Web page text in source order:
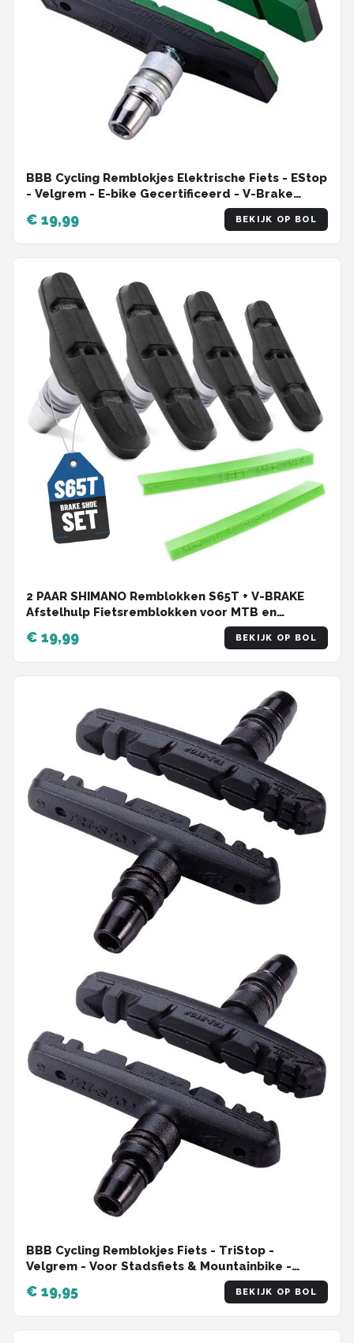
BBB Cycling Remblokjes Elektrische Fiets - EStop
- Velgrem - E-bike Gecertificeerd - V-Brake
€ 19,99 BEKIJK OP BOL
2 PAAR SHIMANO Remblokken S65T + V-BRAKE
Afstelhulp Fietsremblokken voor MTB en
racefiets – velgremblokken – remschoenen
€ 19,99 BEKIJK OP BOL
BBB Cycling Remblokjes Fiets - TriStop -
Velgrem - Voor Stadsfiets & Mountainbike -
Shimano Compatibel - V-Brake Remblokken -
Zwart - BBS-16
€ 19,95 BEKIJK OP BOL